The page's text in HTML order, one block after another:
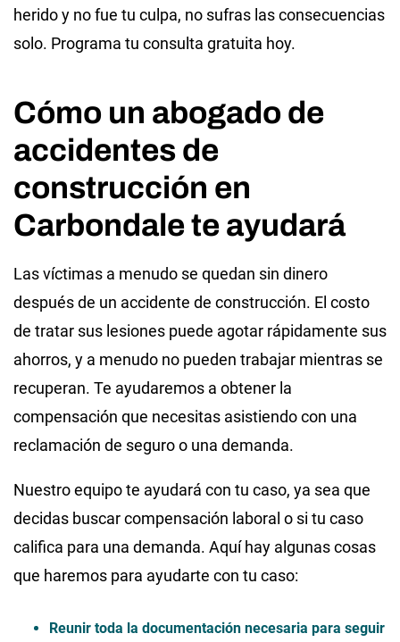
herido y no fue tu culpa, no sufras las consecuencias
solo. Programa tu consulta gratuita hoy.
Cómo un abogado de
accidentes de
construcción en
Carbondale te ayudará
Las víctimas a menudo se quedan sin dinero
después de un accidente de construcción. El costo
de tratar sus lesiones puede agotar rápidamente sus
ahorros, y a menudo no pueden trabajar mientras se
recuperan. Te ayudaremos a obtener la
compensación que necesitas asistiendo con una
reclamación de seguro o una demanda.
Nuestro equipo te ayudará con tu caso, ya sea que
decidas buscar compensación laboral o si tu caso
califica para una demanda. Aquí hay algunas cosas
que haremos para ayudarte con tu caso:
Reunir toda la documentación necesaria para seguir